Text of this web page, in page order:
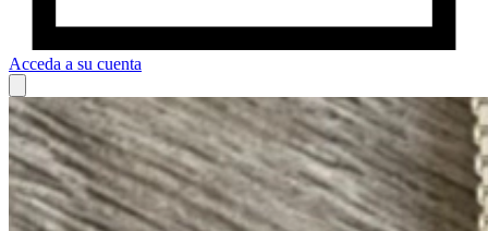
Acceda a su cuenta